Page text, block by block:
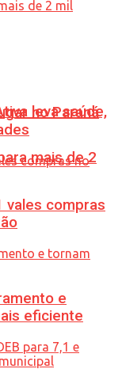
leva saúde,
mais de 2
no Paraná
vales compras
e
eficiente